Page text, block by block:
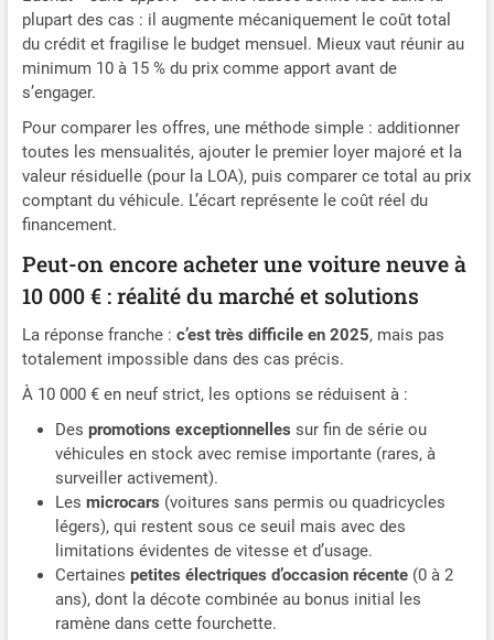
plupart des cas : il augmente mécaniquement le coût total
du crédit et fragilise le budget mensuel. Mieux vaut réunir au
minimum 10 à 15 % du prix comme apport avant de
s’engager.
Pour comparer les offres, une méthode simple : additionner
toutes les mensualités, ajouter le premier loyer majoré et la
valeur résiduelle (pour la LOA), puis comparer ce total au prix
comptant du véhicule. L’écart représente le coût réel du
financement.
Peut-on encore acheter une voiture neuve à
10 000 € : réalité du marché et solutions
La réponse franche : c’est très difficile en 2025, mais pas
totalement impossible dans des cas précis.
À 10 000 € en neuf strict, les options se réduisent à :
Des promotions exceptionnelles sur fin de série ou
véhicules en stock avec remise importante (rares, à
surveiller activement).
Les microcars (voitures sans permis ou quadricycles
légers), qui restent sous ce seuil mais avec des
limitations évidentes de vitesse et d’usage.
Certaines petites électriques d’occasion récente(0 à 2
ans), dont la décote combinée au bonus initial les
ramène dans cette fourchette.